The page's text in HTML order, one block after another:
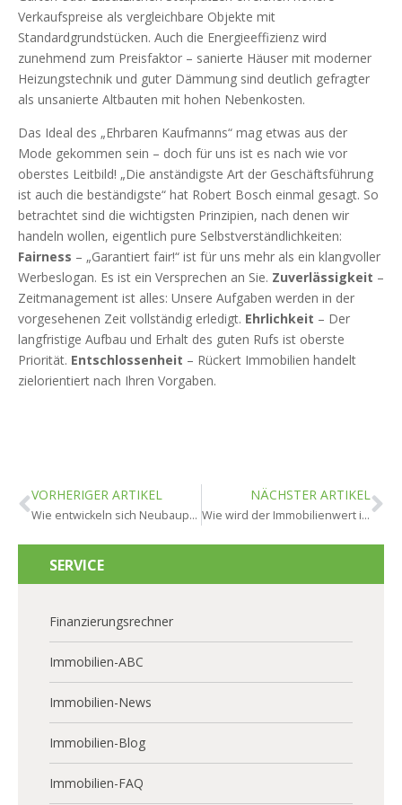
Verkaufspreise als vergleichbare Objekte mit
Standardgrundstücken. Auch die Energieeffizienz wird
zunehmend zum Preisfaktor – sanierte Häuser mit moderner
Heizungstechnik und guter Dämmung sind deutlich gefragter
als unsanierte Altbauten mit hohen Nebenkosten.
Das Ideal des „Ehrbaren Kaufmanns“ mag etwas aus der
Mode gekommen sein – doch für uns ist es nach wie vor
oberstes Leitbild! „Die anständigste Art der Geschäftsführung
ist auch die beständigste“ hat Robert Bosch einmal gesagt. So
betrachtet sind die wichtigsten Prinzipien, nach denen wir
handeln wollen, eigentlich pure Selbstverständlichkeiten:
Fairness – „Garantiert fair!“ ist für uns mehr als ein klangvoller
Werbeslogan. Es ist ein Versprechen an Sie. Zuverlässigkeit –
Zeitmanagement ist alles: Unsere Aufgaben werden in der
vorgesehenen Zeit vollständig erledigt. Ehrlichkeit – Der
langfristige Aufbau und Erhalt des guten Rufs ist oberste
Priorität. Entschlossenheit – Rückert Immobilien handelt
zielorientiert nach Ihren Vorgaben.
VORHERIGER ARTIKEL
Wie entwickeln sich Neubaupreise in Ginsheim-Gustavsburg?
NÄCHSTER ARTIKEL
Wie wird der Immobilienwert in Ginsheim-Gustavsburg ermittelt?
SERVICE
Finanzierungsrechner
Immobilien-ABC
Immobilien-News
Immobilien-Blog
Immobilien-FAQ